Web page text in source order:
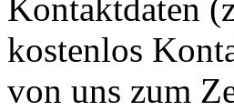
Kontaktdaten
kostenlos
von uns zum